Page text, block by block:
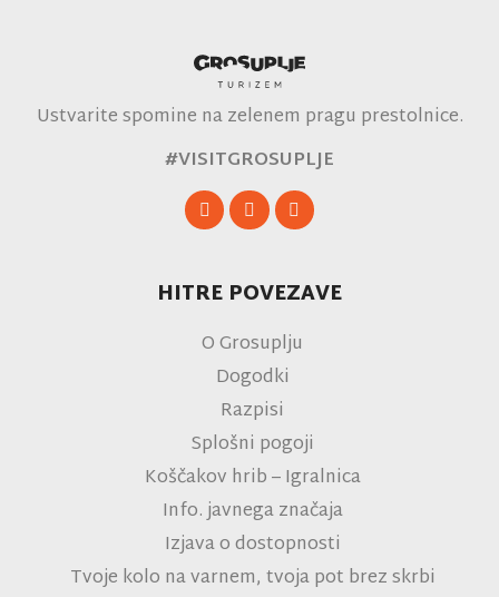
Ustvarite spomine na zelenem pragu prestolnice.
#VISITGROSUPLJE
HITRE POVEZAVE
O Grosuplju
Dogodki
Razpisi
Splošni pogoji
Koščakov hrib – Igralnica
Info. javnega značaja
Izjava o dostopnosti
Tvoje kolo na varnem, tvoja pot brez skrbi